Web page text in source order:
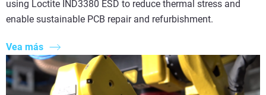
using Loctite IND3380 ESD to reduce thermal stress and
enable sustainable PCB repair and refurbishment.
Vea más